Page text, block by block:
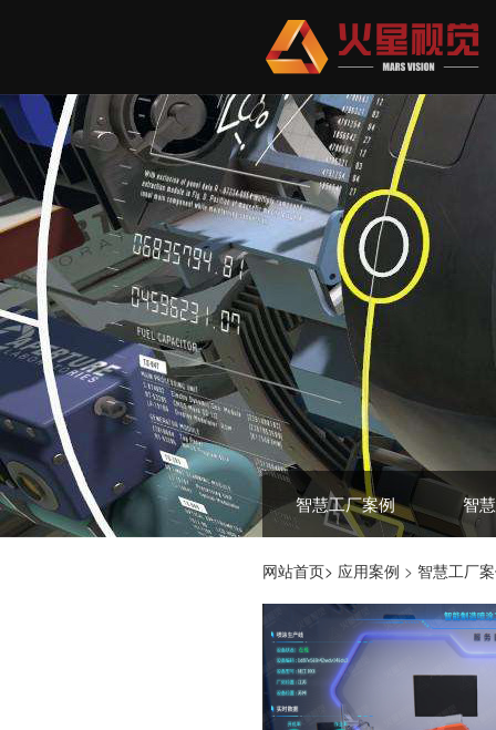
智慧工厂案例 智
网站首页> 应用案例 > 智慧工厂
ARM TWINNING